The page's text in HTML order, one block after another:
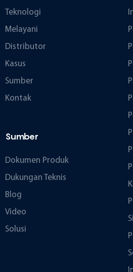
Teknologi
Melayani
Distributor
Kasus
Sumber
Kontak
Sumber
Dokumen Produk
Dukungan Teknis
Blog
Video
Solusi